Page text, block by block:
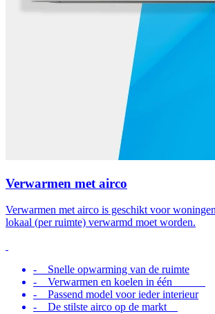
Verwarmen met airco
Verwarmen met airco is geschikt voor
lokaal (per ruimte) verwarmd moet worden.
- Snelle opwarming van de ruimte
- Verwarmen en koelen in één
- Passend model voor ieder interieur
- De stilste airco op de markt